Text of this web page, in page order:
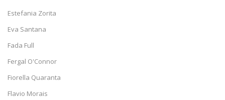
Estefania Zorita
Eva Santana
Fada Full
Fergal O'Connor
Fiorella Quaranta
Flavio Morais